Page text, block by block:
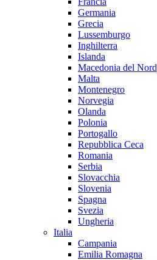
Germania
Grecia
Lussemburgo
Inghilterra
Islanda
Macedonia del Nord
Malta
Montenegro
Norvegia
Olanda
Polonia
Portogallo
Repubblica Ceca
Romania
Serbia
Slovacchia
Slovenia
Spagna
Svezia
Ungheria
Italia
Campania
Emilia Romagna